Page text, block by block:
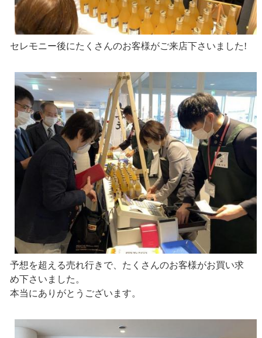
セレモニー後にたくさんのお客様がご来店下さいました!
予想を超える売れ行きで、たくさんのお客様がお買い求
め下さいました。
本当にありがとうございます。